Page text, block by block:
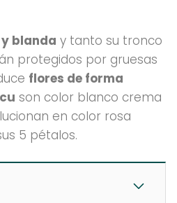
blanda y tanto su tronco
protegidos por gruesas
flores de forma
son color blanco crema
en color rosa
5 pétalos.